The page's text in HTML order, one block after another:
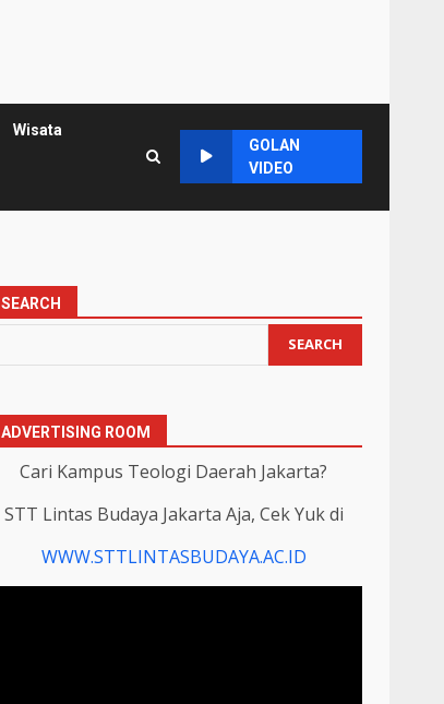
Wisata
GOLAN
VIDEO
SEARCH
SEARCH
ADVERTISING ROOM
Cari Kampus Teologi Daerah Jakarta?
STT Lintas Budaya Jakarta Aja, Cek Yuk di
WWW.STTLINTASBUDAYA.AC.ID